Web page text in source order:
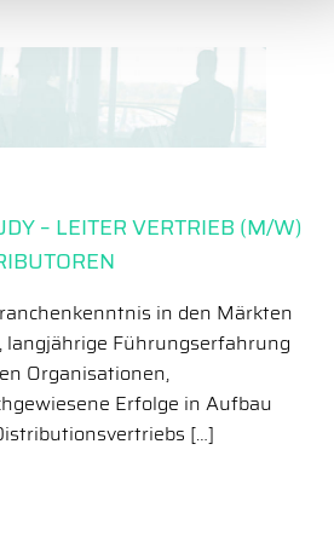
– LEITER VERTRIEB (M/W)
in den Märkten
Führungserfahrung
Organisationen,
Erfolge in Aufbau
[…]